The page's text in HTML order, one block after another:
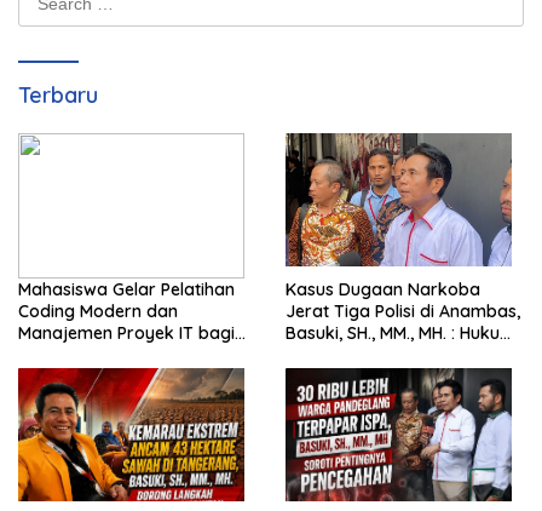
Terbaru
Mahasiswa Gelar Pelatihan
Coding Modern dan
Manajemen Proyek IT bagi
Kasus Dugaan Narkoba
Jerat Tiga Polisi di Anambas,
Basuki, SH., MM., MH. : Hukum